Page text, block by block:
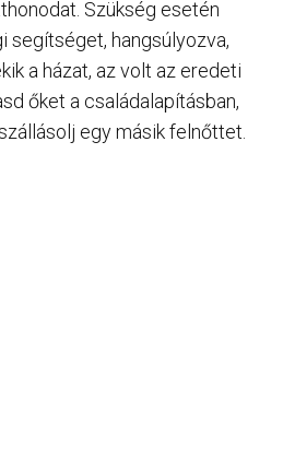
Szükség esetén
segítséget, hangsúlyozva,
a házat, az volt az eredeti
őket a családalapításban,
egy másik felnőttet.